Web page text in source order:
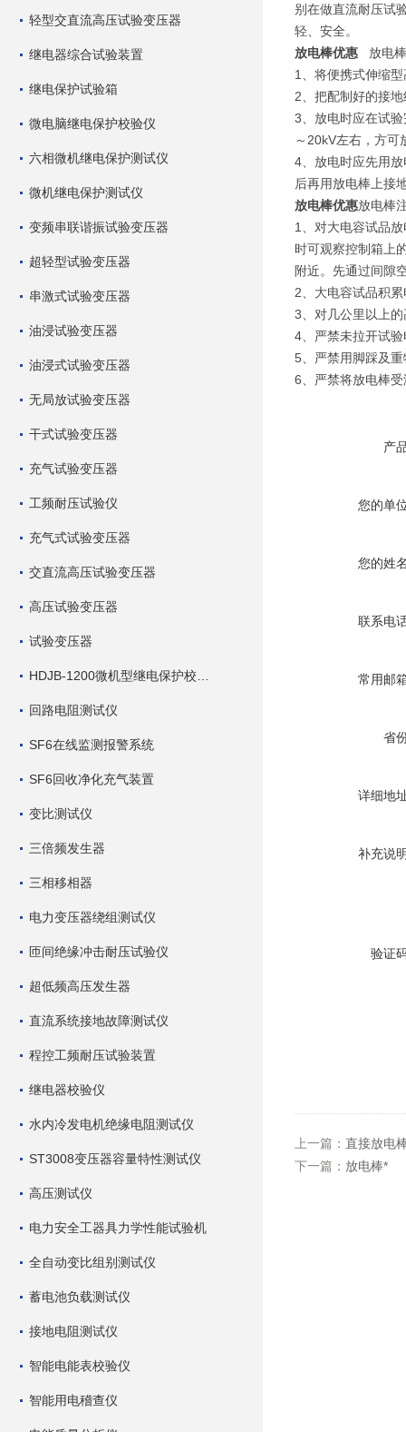
轻型交直流高压试验变压器
继电器综合试验装置
继电保护试验箱
微电脑继电保护校验仪
六相微机继电保护测试仪
微机继电保护测试仪
变频串联谐振试验变压器
超轻型试验变压器
串激式试验变压器
油浸试验变压器
油浸式试验变压器
无局放试验变压器
干式试验变压器
充气试验变压器
工频耐压试验仪
充气式试验变压器
交直流高压试验变压器
高压试验变压器
试验变压器
回路电阻测试仪
SF6在线监测报警系统
SF6回收净化充气装置
变比测试仪
三倍频发生器
三相移相器
电力变压器绕组测试仪
匝间绝缘冲击耐压试验仪
超低频高压发生器
直流系统接地故障测试仪
程控工频耐压试验装置
继电器校验仪
水内冷发电机绝缘电阻测试仪
ST3008变压器容量特性测试仪
高压测试仪
电力安全工器具力学性能试验机
全自动变比组别测试仪
蓄电池负载测试仪
接地电阻测试仪
智能电能表校验仪
智能用电稽查仪
别在做直流耐压试
轻、安全。
放电棒优惠 放电
1、将便携式伸缩
2、把配制好的接
3、放电时应在试
～20kV左右，
4、放电时应先用
后再用放电棒上接
放电棒优惠放电棒
1、对大电容试品
时可观察控制箱上
附近。先通过间
2、大电容试品积
3、对几公里以上
4、严禁未拉开试
5、严禁用脚踩及
6、严禁将放电棒
产
您的单
您的姓
联系电
常用邮
省
详细地
补充说
验证
上一篇： 直接放电
下一篇： 放电棒*